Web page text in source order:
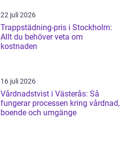
22 juli 2026
Trappstädning-pris i Stockholm:
Allt du behöver veta om
kostnaden
16 juli 2026
Vårdnadstvist i Västerås: Så
fungerar processen kring vårdnad,
boende och umgänge